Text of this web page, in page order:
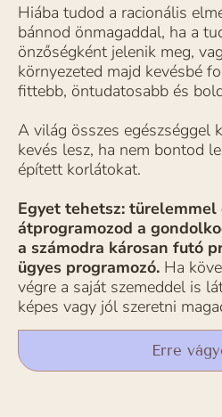
Hiába tudod a racionális
bánnod önmagaddal, ha a
önzőségként jelenik meg,
környezeted majd kevésbé
fittebb, öntudatosabb és
A világ összes egészséggel
kevés lesz, ha nem bontod
épített korlátokat.
Egyet tehetsz:
átprogramozod a
a számodra károsan futó
ügyes programozó. Ha
végre a saját szemeddel is
képes vagy jól szeretni
Erre